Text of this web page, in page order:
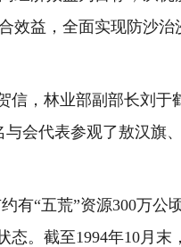
效益，全面实现防沙治
信，林业部副部长刘于
与会代表参观了敖汉旗
有“五荒”资源300万公
态。截至1994年10月末